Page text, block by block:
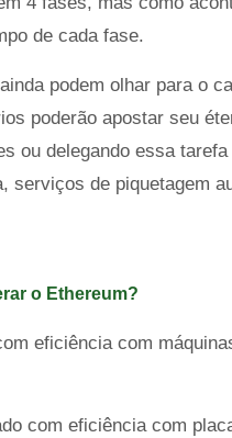
de cada fase.
podem olhar para o
poderão apostar seu
ou delegando essa
serviços de piquetagem
o Ethereum?
eficiência com
com eficiência com